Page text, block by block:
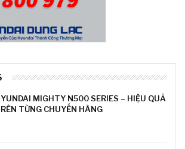
MIGHTY N500 SERIES – HIỆU QUẢ
TỪNG CHUYẾN HÀNG